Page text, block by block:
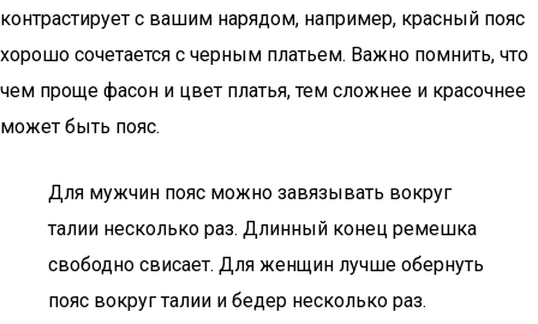
контрастирует с вашим нарядом, например, красный пояс
хорошо сочетается с черным платьем. Важно помнить, что
чем проще фасон и цвет платья, тем сложнее и красочнее
может быть пояс.
Для мужчин пояс можно завязывать вокруг
талии несколько раз. Длинный конец ремешка
свободно свисает. Для женщин лучше обернуть
пояс вокруг талии и бедер несколько раз.